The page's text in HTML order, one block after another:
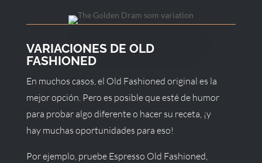
VARIACIONES DE OLD
FASHIONED
En muchos casos, el Old Fashioned original es la
mejor opción. Pero es posible que esté de humor
para probar algo diferente o hacer su receta, ¡y
hay muchas oportunidades para eso!
Por ejemplo, pruebe Espresso Old Fashioned,